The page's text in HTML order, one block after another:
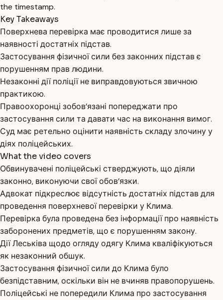
the timestamp.
Key Takeaways
Поверхнева перевірка має проводитися лише за
наявності достатніх підстав.
Застосування фізичної сили без законних підстав є
порушенням прав людини.
Незаконні дії поліції не виправдовуються звичною
практикою.
Правоохоронці зобов’язані попереджати про
застосування сили та давати час на виконання вимог.
Суд має ретельно оцінити наявність складу злочину у
діях поліцейських.
What the video covers
Обвинувачені поліцейські стверджують, що діяли
законно, виконуючи свої обов’язки.
Адвокат підкреслює відсутність достатніх підстав для
проведення поверхневої перевірки у Клима.
Перевірка була проведена без інформації про наявність
заборонених предметів, що є порушенням закону.
Дії Леськіва щодо огляду одягу Клима кваліфікуються
як незаконний обшук.
Застосування фізичної сили до Клима було
безпідставним, оскільки він не вчиняв правопорушень.
Поліцейські не попередили Клима про застосування